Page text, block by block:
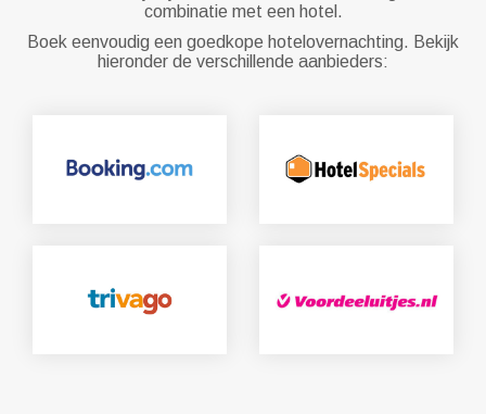
combinatie met een hotel.
Boek eenvoudig een goedkope hotelovernachting. Bekijk
hieronder de verschillende aanbieders: